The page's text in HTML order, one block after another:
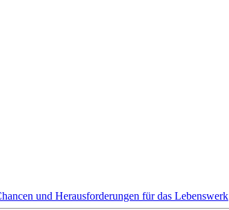
und Herausforderungen für das Lebenswerk